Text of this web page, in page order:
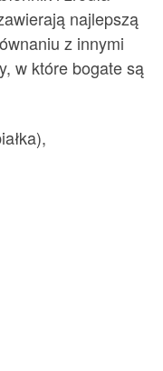
najlepszą
z innymi
w które bogate są